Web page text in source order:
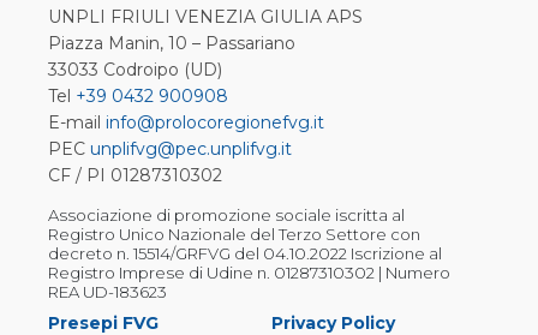
UNPLI FRIULI VENEZIA GIULIA APS
Piazza Manin, 10 – Passariano
33033 Codroipo (UD)
Tel +39 0432 900908
E-mail info@prolocoregionefvg.it
PEC unplifvg@pec.unplifvg.it
CF / PI 01287310302
Associazione di promozione sociale iscritta al
Registro Unico Nazionale del Terzo Settore con
decreto n. 15514/GRFVG del 04.10.2022 Iscrizione al
Registro Imprese di Udine n. 01287310302 | Numero
REA UD-183623
Presepi FVG Privacy Policy